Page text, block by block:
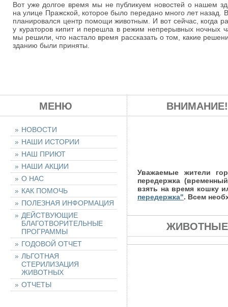
Вот уже долгое время мы не публикуем новостей о нашем
на улице Пражской, которое было передано много лет назад.
планировался центр помощи животным. И вот сейчас, когда
у кураторов кипит и перешла в режим непрерывных ночных
мы решили, что настало время рассказать о том, какие
зданию были приняты.
МЕНЮ
НОВОСТИ
НАШИ ИСТОРИИ
НАШ ПРИЮТ
НАШИ АКЦИИ
О НАС
КАК ПОМОЧЬ
ПОЛЕЗНАЯ ИНФОРМАЦИЯ
ДЕЙСТВУЮЩИЕ
БЛАГОТВОРИТЕЛЬНЫЕ
ПРОГРАММЫ
ГОДОВОЙ ОТЧЕТ
ЛЬГОТНАЯ
СТЕРИЛИЗАЦИЯ
ЖИВОТНЫХ
ОТЧЕТЫ
Уважаемые жители
передержка
взять на время кошку
передержка". Всем
ЖИВОТНЫЕ